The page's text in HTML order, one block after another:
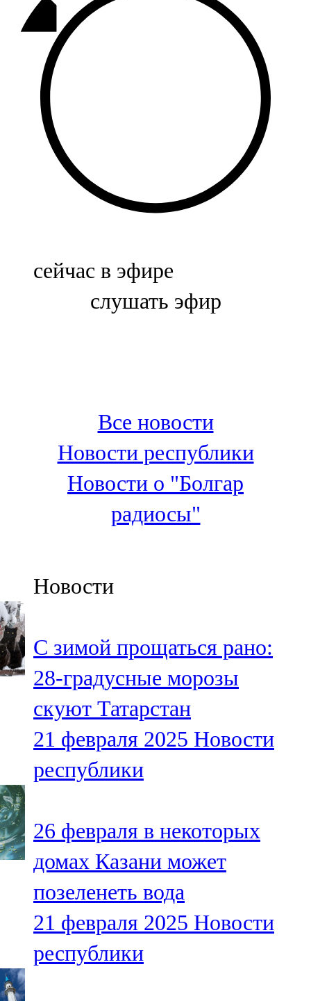
Базарлы матак
107,1 FM
Балык бистәсе
104,9 FM
Баулы
107,5 FM
Биләр
Болгар
100,3 FM
Зәй
106,6 FM
Кадыбаш
105,2 FM
91,5 FM
106,1 FM
Кама тамагы
71,51 FM
Кукмара
107,9 FM
102,1 FM
Мамадыш
106,2 FM
Минзәлә
107,3 FM
сейчас в эфире
слушать эфир
Все новости
Новости республики
Новости о "Болгар
радиосы"
Новости
С зимой прощаться рано:
28-градусные морозы
скуют Татарстан
21 февраля 2025 Новости
республики
26 февраля в некоторых
домах Казани может
позеленеть вода
21 февраля 2025 Новости
республики